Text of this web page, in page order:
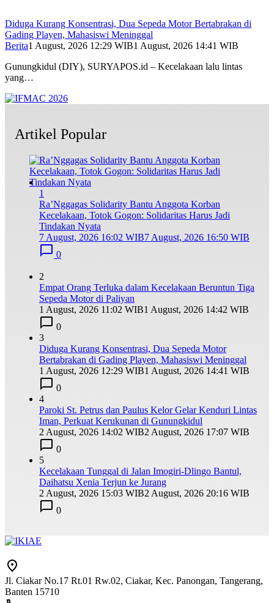
Diduga Kurang Konsentrasi, Dua Sepeda Motor Bertabrakan di
Gading Playen, Mahasiswi Meninggal
Berita1 August, 2026 12:29 WIB1 August, 2026 14:41 WIB
Gunungkidul (DIY), SURYAPOS.id – Kecelakaan lalu lintas
yang…
Artikel Popular
1
Ra’Nggagas Solidarity Bantu Anggota Korban
Kecelakaan, Totok Gogon: Solidaritas Harus Jadi
Tindakan Nyata
7 August, 2026 16:02 WIB7 August, 2026 16:50 WIB
0
2
Empat Orang Terluka dalam Kecelakaan Beruntun Tiga
Sepeda Motor di Paliyan
1 August, 2026 11:02 WIB1 August, 2026 14:42 WIB
0
3
Diduga Kurang Konsentrasi, Dua Sepeda Motor
Bertabrakan di Gading Playen, Mahasiswi Meninggal
1 August, 2026 12:29 WIB1 August, 2026 14:41 WIB
0
4
Paroki St. Petrus dan Paulus Kelor Gelar Kenduri Lintas
Iman, Perkuat Kerukunan di Gunungkidul
2 August, 2026 14:02 WIB2 August, 2026 17:07 WIB
0
5
Kecelakaan Tunggal di Jalan Imogiri-Dlingo Bantul,
Daihatsu Xenia Terjun ke Jurang
2 August, 2026 15:03 WIB2 August, 2026 20:16 WIB
0
Jl. Ciakar No.17 Rt.01 Rw.02, Ciakar, Kec. Panongan, Tangerang,
Banten 15710